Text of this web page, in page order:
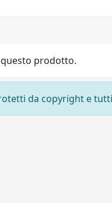
prodotto.
da copyright e